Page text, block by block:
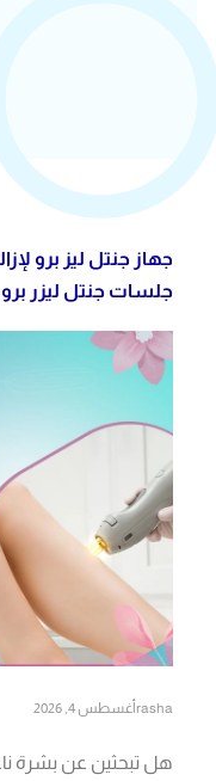
جهاز جنتل ليز برو
جلسات جنتل ليزر برو
rasha أغسطس 4, 2026
هل تبحثين عن بشرة